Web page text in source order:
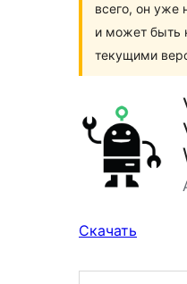
всего, он уже
и может быть
текущими
Скачать